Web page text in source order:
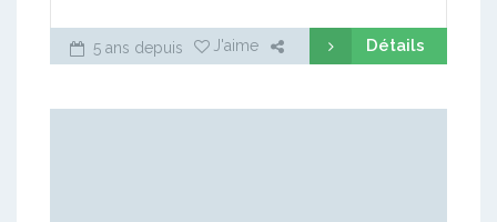
5 ans depuis J'aime Détails